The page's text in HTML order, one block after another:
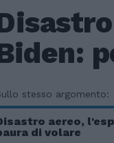
stesso argomento:
aereo,
di volare